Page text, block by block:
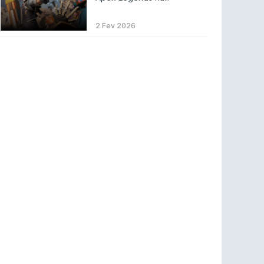
MOUZ surpreende Spirit para vencer BLAST
Bounty
2 Fev 2026